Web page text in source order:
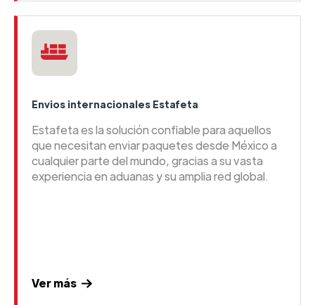
Envios internacionales Estafeta
Estafeta es la solución confiable para aquellos
que necesitan enviar paquetes desde México a
cualquier parte del mundo, gracias a su vasta
experiencia en aduanas y su amplia red global.
Ver más